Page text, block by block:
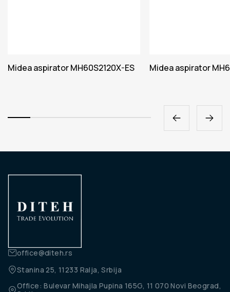
Midea aspirator MH60S2120X-ES Midea aspirator
office@diteh.rs
Stanina 25, 11233 Ralja, Srbija
Office: Bulevar Mihajla Pupina 165G, 11 070 Novi Beograd,